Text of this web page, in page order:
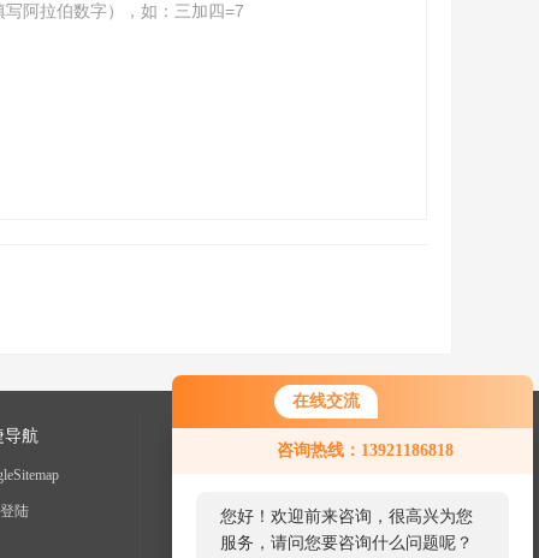
在线交流
咨询热线：13921186818
您好！欢迎前来咨询，很高兴为您
服务，请问您要咨询什么问题呢？
阿拉伯数字），如：三加四=7
导航
陆